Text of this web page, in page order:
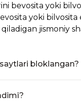
bevosita yoki
yoki
jismoniy
bloklangan?